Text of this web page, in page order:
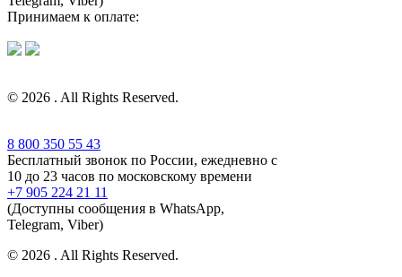
Принимаем к оплате:
© 2026 . All Rights Reserved.
8 800 350 55 43
Бесплатный звонок по России, ежедневно с
10 до 23 часов по московскому времени
+7 905 224 21 11
(Доступны сообщения в WhatsApp,
Telegram, Viber)
© 2026 . All Rights Reserved.